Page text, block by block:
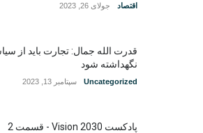
اقتصاد جولای 26, 2023
قدرت الله جمال: تجارت باید از
نگهداشته شود
Uncategorized سپتامبر 13, 2023
پادکست Vision 2030 - قسمت 2